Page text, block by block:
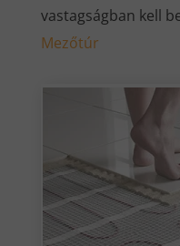
vastagságban kell
Mezőtúr